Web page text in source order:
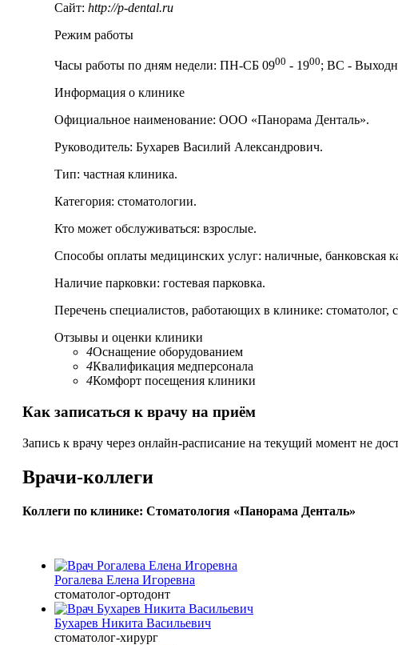
Сайт: http://p-dental.ru
Режим работы
Часы работы по дням недели: ПН-СБ 0900 - 1900; ВС -
Информация о клинике
Официальное наименование: ООО «Панорама Денталь».
Руководитель: Бухарев Василий Александрович.
Тип: частная клиника.
Категория: стоматологии.
Кто может обслуживаться: взрослые.
Способы оплаты медицинских услуг: наличные, банковская
Наличие парковки: гостевая парковка.
Перечень специалистов, работающих в клинике: стоматолог,
Отзывы и оценки клиники
4Оснащение оборудованием
4Квалификация медперсонала
4Комфорт посещения клиники
Как записаться к врачу на приём
Запись к врачу через онлайн-расписание на текущий момент не
Врачи-коллеги
Коллеги по клинике: Стоматология «Панорама Денталь»
Рогалева Елена Игоревна
стоматолог-ортодонт
Бухарев Никита Васильевич
стоматолог-хирург